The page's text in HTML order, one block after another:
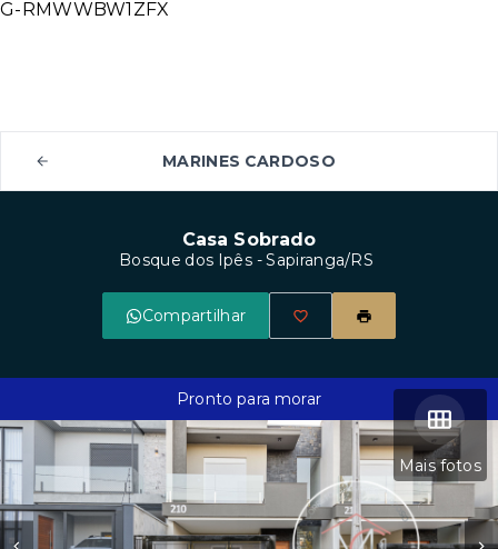
G-RMWWBW1ZFX
MARINES CARDOSO
Casa Sobrado
Bosque dos Ipês - Sapiranga/RS
Compartilhar
Mais fotos
Pronto para morar